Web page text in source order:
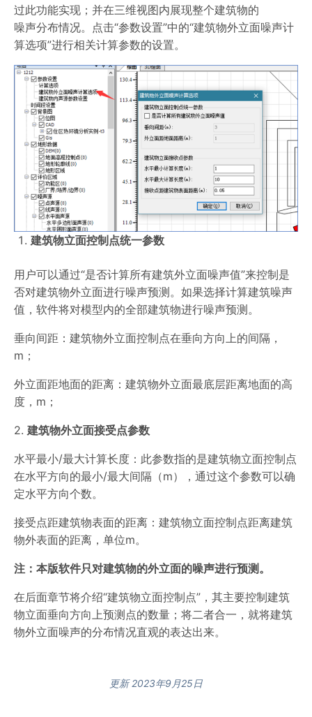
过此功能实现；并在三维视图内展现整个建筑物的
噪声分布情况。点击“参数设置”中的“建筑物外立面噪声计
算选项”进行相关计算参数的设置。
建筑物立面控制点统一参数
用户可以通过“是否计算所有建筑外立面噪声值”来控制是
否对建筑物外立面进行噪声预测。如果选择计算建筑噪声
值，软件将对模型内的全部建筑物进行噪声预测。
垂向间距：建筑物外立面控制点在垂向方向上的间隔，
m；
外立面距地面的距离：建筑物外立面最底层距离地面的高
度，m；
2. 建筑物外立面接受点参数
水平最小/最大计算长度：此参数指的是建筑物立面控制点
在水平方向的最小/最大间隔（m），通过这个参数可以确
定水平方向个数。
接受点距建筑物表面的距离：建筑物立面控制点距离建筑
物外表面的距离，单位m。
注：本版软件只对建筑物的外立面的噪声进行预测。
在后面章节将介绍“建筑物立面控制点”，其主要控制建筑
物立面垂向方向上预测点的数量；将二者合一，就将建筑
物外立面噪声的分布情况直观的表达出来。
更新 2023年9月25日